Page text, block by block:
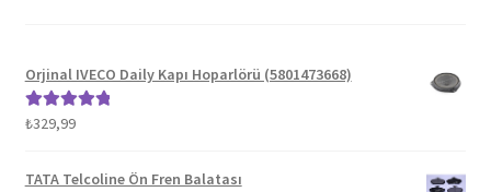
Orjinal IVECO Daily Kapı Hoparlörü (5801473668)
5 üzerinden
₺329,99
TATA Telcoline Ön Fren Balatası